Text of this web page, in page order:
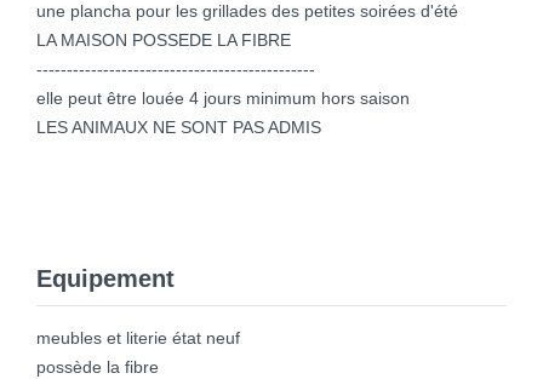
une plancha pour les grillades des petites soirées d'été
LA MAISON POSSEDE LA FIBRE
----------------------------------------------
elle peut être louée 4 jours minimum hors saison
LES ANIMAUX NE SONT PAS ADMIS
Equipement
meubles et literie état neuf
possède la fibre